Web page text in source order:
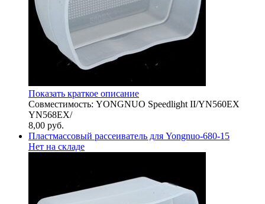
Показать краткое описание
Совместимость: YONGNUO Speedlight II/YN560EX
YN568EX/
8,00 руб.
Пластмассовый рассеиватель для Yongnuo-680-15
Нет на складе